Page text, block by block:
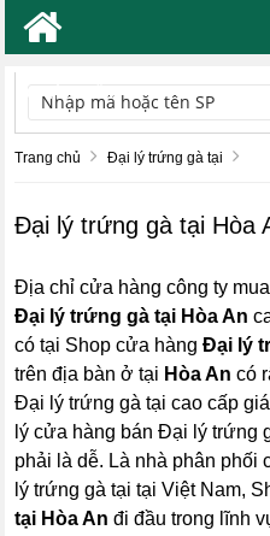
TÌM KIẾM
Trang chủ Đại lý trứng gà tại
Đại lý trứng gà tại Hòa
Địa chỉ cửa hàng công ty
Đại lý trứng gà tại Hòa An
có tại Shop cửa hàngĐại lý
trên địa bàn ở tại Hòa An có
Đại lý trứng gà tại cao cấp
lý cửa hàng bán Đại lý trứng
phải là dễ. Là nhà phân phối
lý trứng gà tại tại Việt Nam,
tại Hòa An đi đầu trong lĩnh